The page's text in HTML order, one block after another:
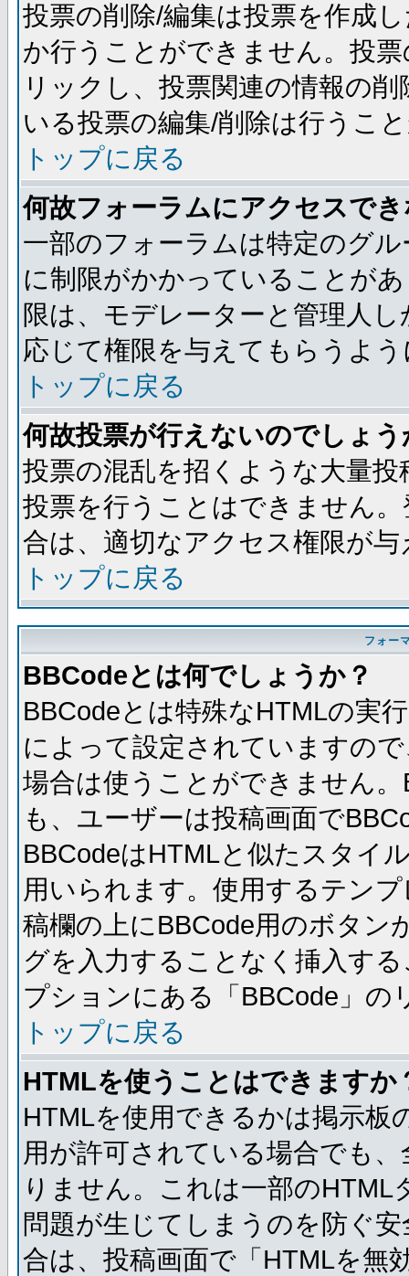
投票の削除/編集は投票を作成
か行うことができません。投
リックし、投票関連の情報の
いる投票の編集/削除は行うこ
トップに戻る
何故フォーラムにアクセスで
一部のフォーラムは特定のグ
に制限がかかっていることが
限は、モデレーターと管理人
応じて権限を与えてもらうよ
トップに戻る
何故投票が行えないのでしょう
投票の混乱を招くような大量
投票を行うことはできません
合は、適切なアクセス権限が
トップに戻る
フォー
BBCodeとは何でしょうか？
BBCodeとは特殊なHTMLの実
によって設定されていますの
場合は使うことができません
も、ユーザーは投稿画面で
BBCodeはHTMLと似たスタイ
用いられます。使用するテン
稿欄の上にBBCode用のボタン
グを入力することなく挿入す
プションにある「BBCode」
トップに戻る
HTMLを使うことはできますか
HTMLを使用できるかは掲示板
用が許可されている場合でも
りません。これは一部の
問題が生じてしまうのを防ぐ
合は、投稿画面で「HTMLを無